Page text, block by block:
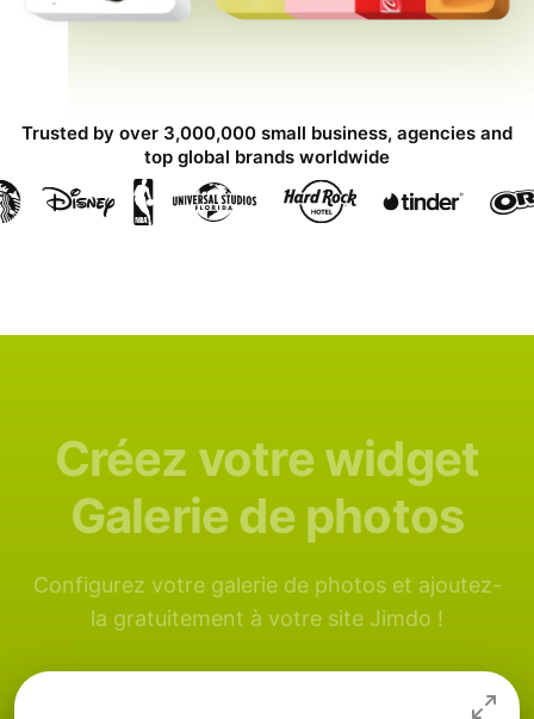
Trusted by over 3,000,000 small business, agencies and
top global brands worldwide
Créez votre widget
Galerie de photos
Configurez votre galerie de photos et ajoutez-
la gratuitement à votre site Jimdo !